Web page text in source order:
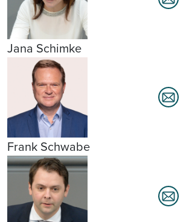
Jana Schimke
Frank Schwabe